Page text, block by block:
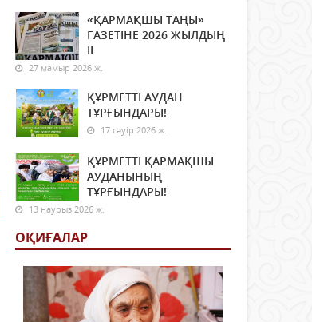
«ҚАРМАҚШЫ ТАҢЫ»
ГАЗЕТІНЕ 2026 ЖЫЛДЫҢ
ІI
27 мамыр 2026 ж.
ҚҰРМЕТТІ АУДАН
ТҰРҒЫНДАРЫ!
17 сәуір 2026 ж.
ҚҰРМЕТТІ ҚАРМАҚШЫ
АУДАНЫНЫҢ
ТҰРҒЫНДАРЫ!
13 наурыз 2026 ж.
ОҚИҒАЛАР